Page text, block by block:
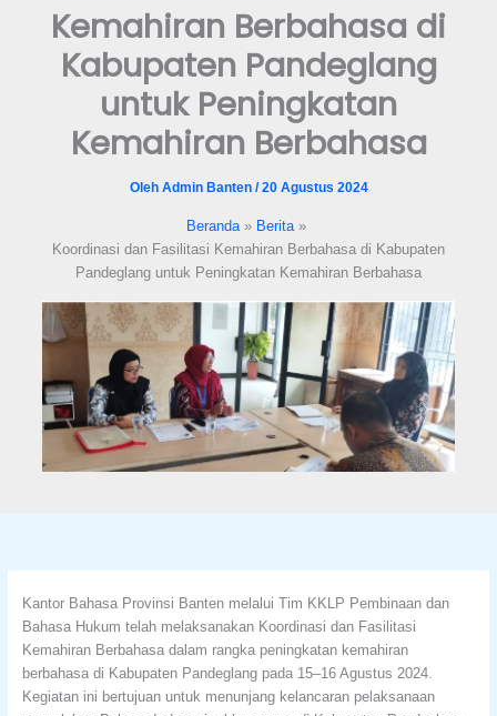
Kemahiran Berbahasa di
Kabupaten Pandeglang
untuk Peningkatan
Kemahiran Berbahasa
Oleh Admin Banten /20 Agustus 2024
Beranda
Berita
Koordinasi dan Fasilitasi Kemahiran Berbahasa di Kabupaten
Pandeglang untuk Peningkatan Kemahiran Berbahasa
Kantor Bahasa Provinsi Banten melalui Tim KKLP Pembinaan dan
Bahasa Hukum telah melaksanakan Koordinasi dan Fasilitasi
Kemahiran Berbahasa dalam rangka peningkatan kemahiran
berbahasa di Kabupaten Pandeglang pada 15–16 Agustus 2024.
Kegiatan ini bertujuan untuk menunjang kelancaran pelaksanaan
Underline links
Mark links
Reset all options
cached